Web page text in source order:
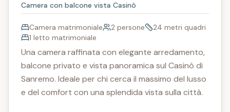
Camera con balcone vista Casinò
Camera matrimoniale 2 persone
24 metri quadri
1 letto matrimoniale
Una camera raffinata con elegante arredamento,
balcone privato e vista panoramica sul Casinò di
Sanremo. Ideale per chi cerca il massimo del lusso
e del comfort con una splendida vista sulla città.